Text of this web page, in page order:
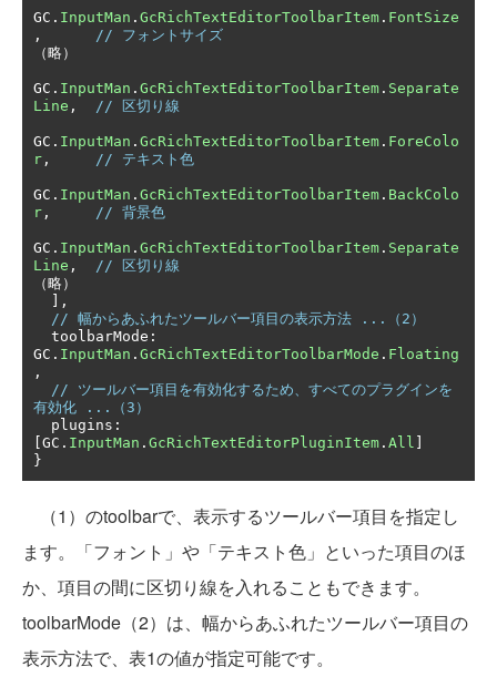
GC . InputMan . GcRichTextEditorToolbarItem . FontSize
,
// フォントサイズ
（略）
GC . InputMan . GcRichTextEditorToolbarItem . Separate
Line , // 区切り線
GC . InputMan . GcRichTextEditorToolbarItem . ForeColo
r , // テキスト色
GC . InputMan . GcRichTextEditorToolbarItem . BackColo
r , // 背景色
GC . InputMan . GcRichTextEditorToolbarItem . Separate
Line ,
// 区切り線
（略）
],
// 幅からあふれたツールバー項目の表示方法 ...（2）
  toolbarMode
:
GC . InputMan . GcRichTextEditorToolbarMode . Floating
,
// ツールバー項目を有効化するため、すべてのプラグインを
有効化 ...（3）
  plugins
:
[GC . InputMan . GcRichTextEditorPluginItem . All ]
}
（1）のtoolbarで、表示するツールバー項目を指定し
ます。「フォント」や「テキスト色」といった項目のほ
か、項目の間に区切り線を入れることもできます。
toolbarMode（2）は、幅からあふれたツールバー項目の
表示方法で、表1の値が指定可能です。